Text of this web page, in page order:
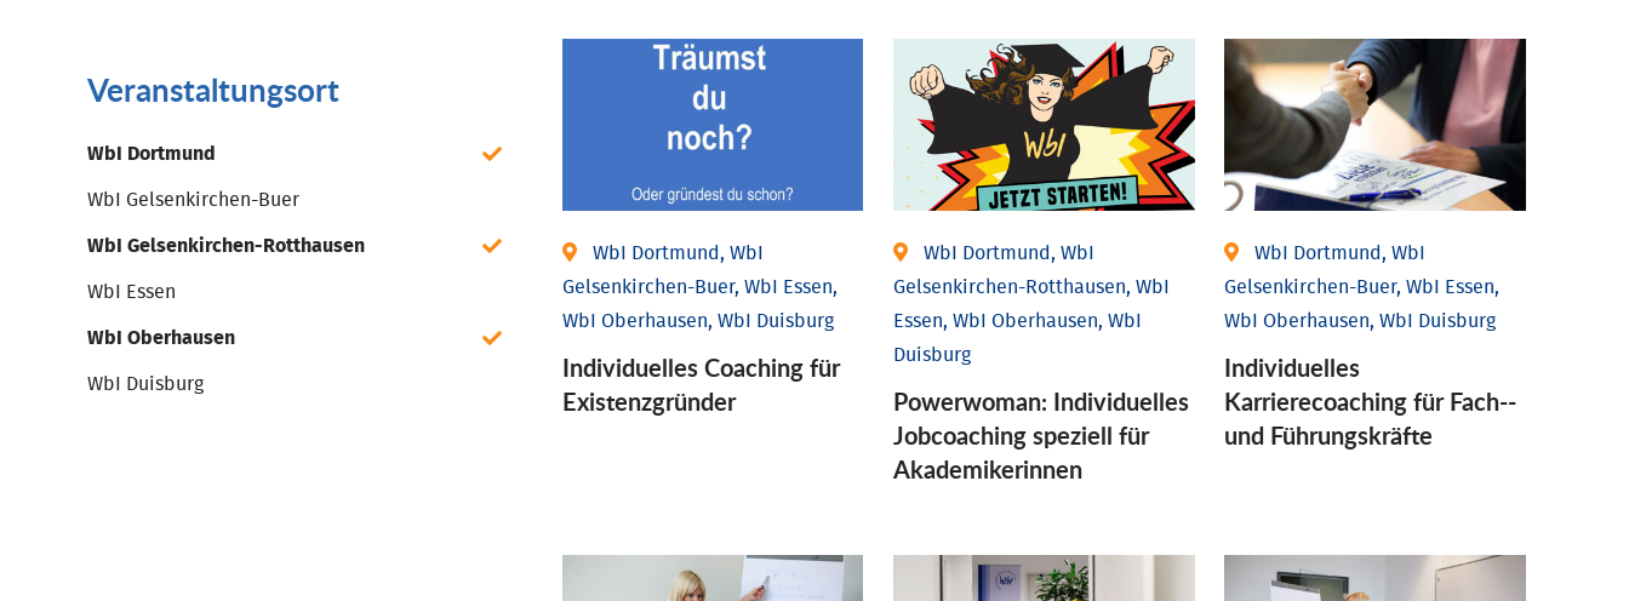
Veranstaltungsort
WbI Dortmund
WbI Gelsenkirchen-Buer
WbI Gelsenkirchen-Rotthausen
WbI Essen
WbI Oberhausen
WbI Duisburg
WbI Dortmund, WbI
Gelsenkirchen-Buer, WbI Essen,
WbI Oberhausen, WbI Duisburg
Individu­elles Coaching für
Existenz­gründer
WbI Dortmund, WbI
Gelsenkirchen-Rotthausen, WbI
Essen, WbI Oberhausen, WbI
Duisburg
Powerwoman: Individu­elles
Job­coaching speziell für
Aka­demiker­innen
WbI Dortmund, WbI
Gelsenkirchen-Buer, WbI Essen,
WbI Oberhausen, WbI Duisburg
Individu­elles
Karrierecoaching für Fach-­
und Führungs­kräfte